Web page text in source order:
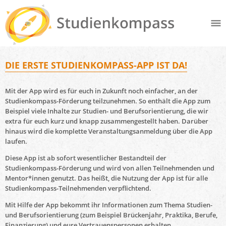
DIE ERSTE STUDIENKOMPASS-APP IST DA!
Mit der App wird es für euch in Zukunft noch einfacher, an der
Studienkompass-Förderung teilzunehmen. So enthält die App zum
Beispiel viele Inhalte zur Studien- und Berufsorientierung, die wir
extra für euch kurz und knapp zusammengestellt haben. Darüber
hinaus wird die komplette Veranstaltungsanmeldung über die App
laufen.
Diese App ist ab sofort wesentlicher Bestandteil der
Studienkompass-Förderung und wird von allen Teilnehmenden und
Mentor*innen genutzt. Das heißt, die Nutzung der App ist für alle
Studienkompass-Teilnehmenden verpflichtend.
Mit Hilfe der App bekommt ihr Informationen zum Thema Studien-
und Berufsorientierung (zum Beispiel Brückenjahr, Praktika, Berufe,